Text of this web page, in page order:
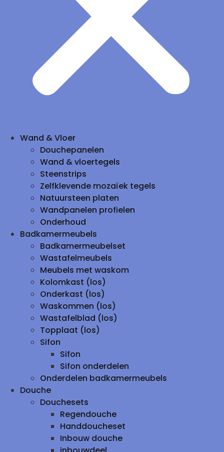
Wand & Vloer
Douchepanelen
Wand & vloertegels
Steenstrips
Zelfklevende mozaïek tegels
Natuursteen platen
Wandpanelen profielen
Onderhoud
Badkamermeubels
Badkamermeubelset
Wastafelmeubels
Meubels met waskom
Kolomkast (los)
Onderkast (los)
Waskommen (los)
Wastafelblad (los)
Topplaat (los)
Sifon
Sifon
Sifon onderdelen
Onderdelen badkamermeubels
Douche
Douchesets
Regendouche
Handdoucheset
Inbouw douche